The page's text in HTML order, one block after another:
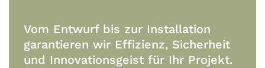
Vom Entwurf bis zur Installation
garantieren wir Effizienz, Sicherheit
und Innovationsgeist für Ihr Projekt.